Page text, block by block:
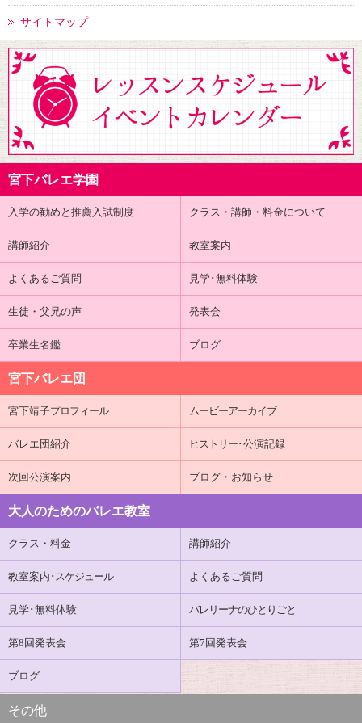
サイトマップ
宮下バレエ学園
入学の勧めと推薦入試制度 クラス・講師・料金について
講師紹介 教室案内
よくあるご質問 見学･無料体験
生徒・父兄の声 発表会
卒業生名鑑 ブログ
宮下バレエ団
宮下靖子プロフィール ムービーアーカイブ
バレエ団紹介 ヒストリー･公演記録
次回公演案内 ブログ・お知らせ
大人のためのバレエ教室
クラス・料金 講師紹介
教室案内 ･スケジュール よくあるご質問
見学･無料体験 バレリーナのひとりごと
第8回発表会 第7回発表会
ブログ
その他